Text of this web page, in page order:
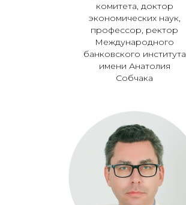
комитета, доктор
экономических наук,
профессор, ректор
Международного
банковского института
имени Анатолия
Собчака